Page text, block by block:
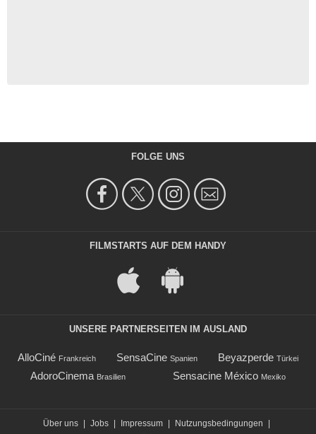
FOLGE UNS
FILMSTARTS AUF DEM HANDY
UNSERE PARTNERSEITEN IM AUSLAND
AlloCiné Frankreich SensaCine Spanien Beyazperde Türkei
AdoroCinema Brasilien Sensacine México Mexiko
Über uns Jobs Impressum Nutzungsbedingungen